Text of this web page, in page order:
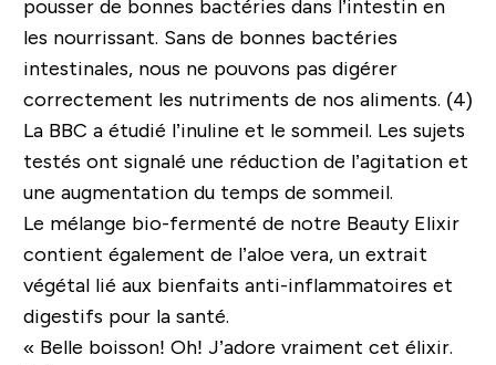
pousser de bonnes bactéries dans l’intestin en
les nourrissant. Sans de bonnes bactéries
intestinales, nous ne pouvons pas digérer
correctement les nutriments de nos aliments. (4)
La BBC a étudié l’inuline et le sommeil. Les sujets
testés ont signalé une réduction de l’agitation et
une augmentation du temps de sommeil.
Le mélange bio-fermenté de notre Beauty Elixir
contient également de l’aloe vera, un extrait
végétal lié aux bienfaits anti-inflammatoires et
digestifs pour la santé.
« Belle boisson! Oh! J’adore vraiment cet élixir.